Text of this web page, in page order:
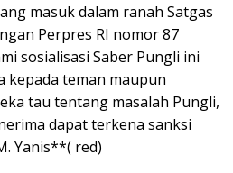
masuk dalam ranah Satgas
Perpres RI nomor 87
sosialisasi Saber Pungli ini
kepada teman maupun
tau tentang masalah Pungli,
dapat terkena sanksi
Yanis**( red)